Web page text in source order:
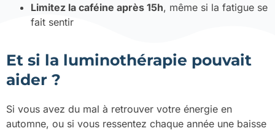
Limitez la caféine après 15h, même si la fatigue se
fait sentir
Et si la luminothérapie pouvait
aider ?
Si vous avez du mal à retrouver votre énergie en
automne, ou si vous ressentez chaque année une baisse